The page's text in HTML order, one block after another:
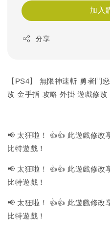
加入
分享
【PS4】 無限神速斬 勇者鬥
改 金手指 攻略 外掛 遊戲修
📢 太狂啦！ 👍👍 此遊戲修改
比特遊戲！
📢 太狂啦！ 👍👍 此遊戲修改
比特遊戲！
📢 太狂啦！ 👍👍 此遊戲修改
比特遊戲！